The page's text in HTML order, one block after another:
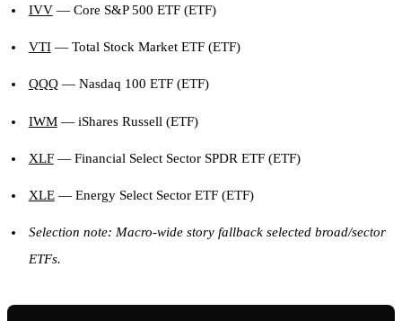
IVV— Core S&P 500 ETF (ETF)
VTI— Total Stock Market ETF (ETF)
QQQ— Nasdaq 100 ETF (ETF)
IWM— iShares Russell (ETF)
XLF— Financial Select Sector SPDR ETF (ETF)
XLE— Energy Select Sector ETF (ETF)
Selection note: Macro-wide story fallback selected broad/sector
ETFs.